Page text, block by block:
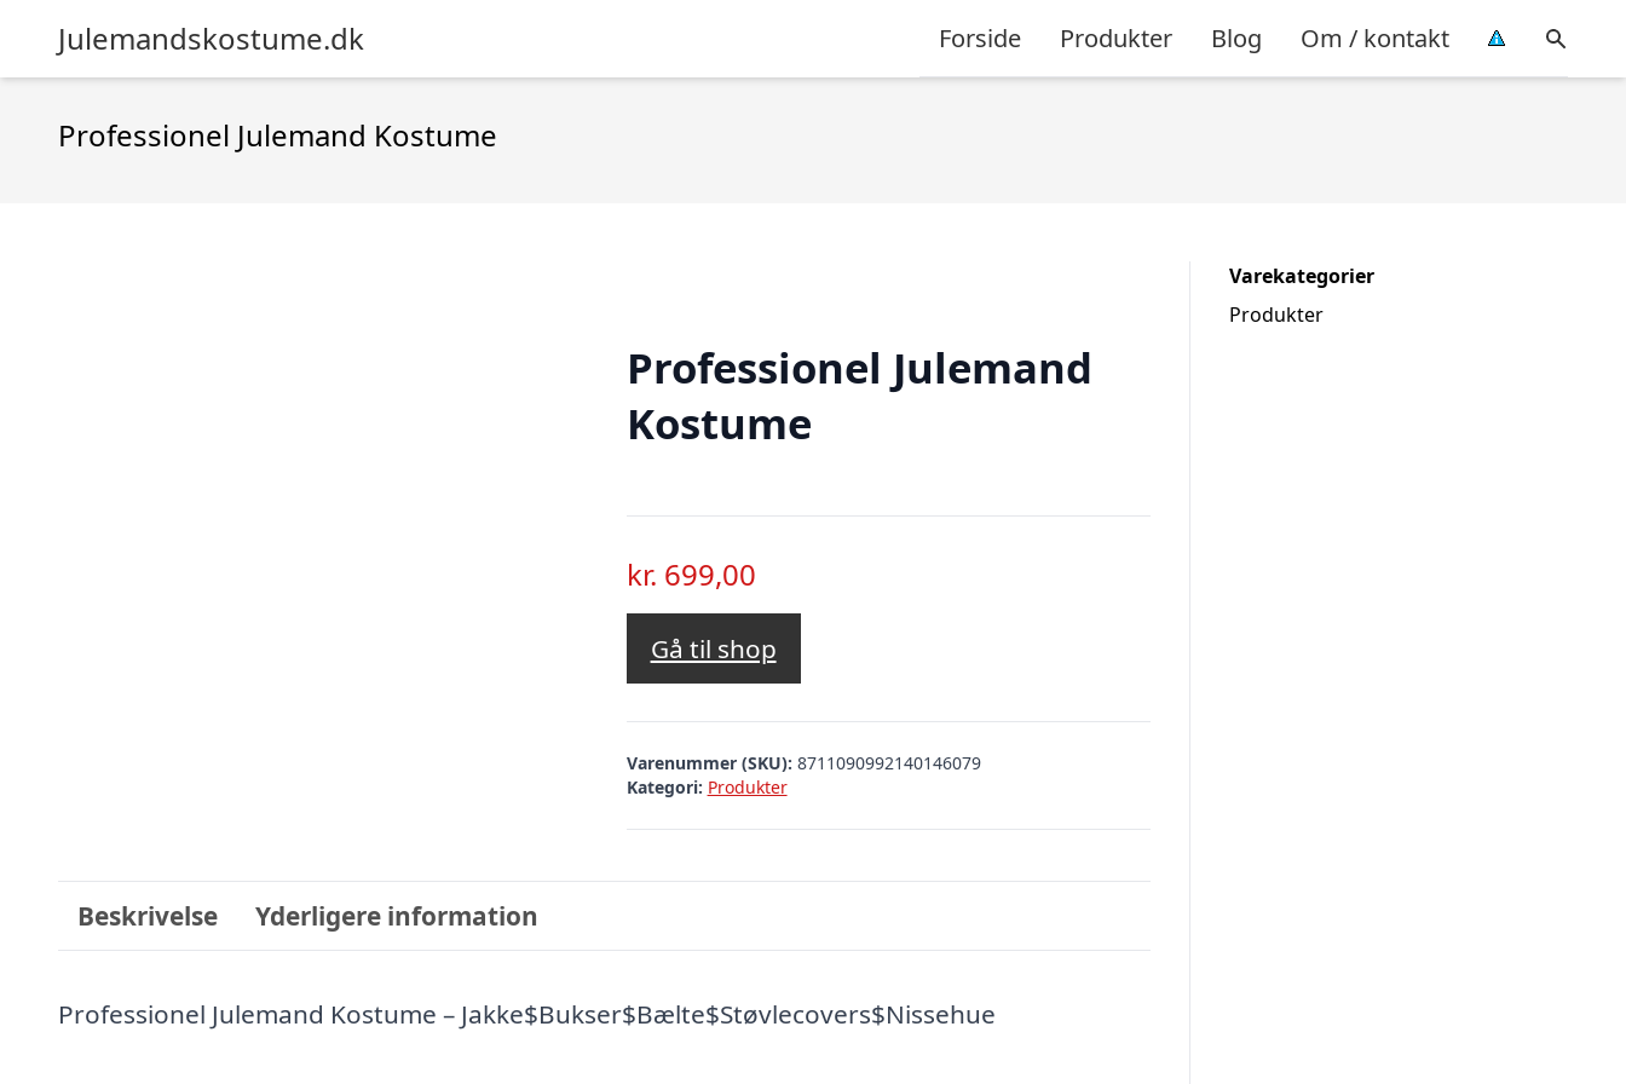
Julemandskostume.dk Forside Produkter Blog Om / kontakt
Professionel Julemand Kostume
Professionel Julemand
Kostume
kr. 699,00
Gå til shop
Varenummer (SKU): 8711090992140146079
Kategori: Produkter
Beskrivelse Yderligere information
Professionel Julemand Kostume – Jakke$Bukser$Bælte$Støvlecovers$Nissehue
Varekategorier
Produkter